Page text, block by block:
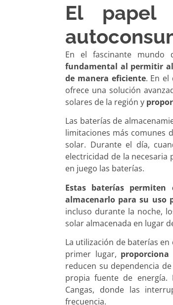
El
En el fascinante mundo
fundamental al permitir
de manera eficiente. En el
ofrece una solución
solares de la región y
Las baterías de
limitaciones más comunes
solar. Durante el día,
electricidad de la
en juego las baterías.
Estas baterías
almacenarlo para su uso
incluso durante la noche,
solar almacenada en lugar
La utilización de baterías
primer lugar,
reducen su dependencia
propia fuente de energía.
Cangas, donde las
frecuencia.